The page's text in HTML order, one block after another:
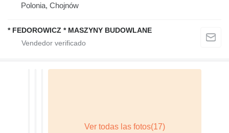
Polonia, Chojnów
* FEDOROWICZ * MASZYNY BUDOWLANE